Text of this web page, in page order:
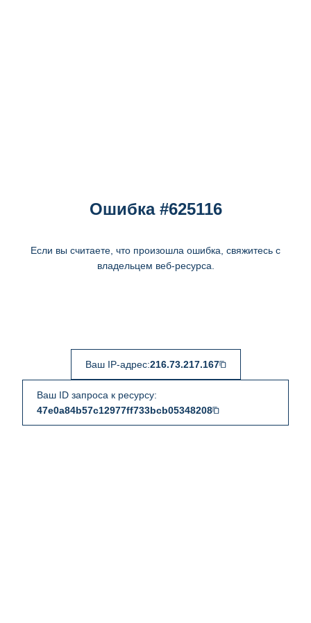
Ошибка #625116
Если вы считаете, что произошла ошибка, свяжитесь с
владельцем веб-ресурса.
Ваш IP-адрес:216.73.217.167
Ваш ID запроса к ресурсу:
47e0a84b57c12977ff733bcb05348208